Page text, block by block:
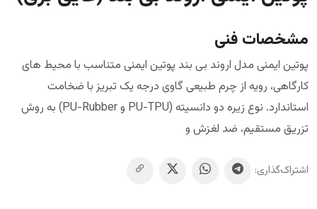
مشخصات فنی
پوتین ایمنی مدل اروند بی بند پوتین ایمنی متناسب با محیط های
کارگاهی، رویه از چرم طبیعی گاوی درجه یک تبریز با ضخامت
استاندارد. نوع زیره دو دانسیته (PU-TPU و PU-Rubber) به روش
تزریق مستقیم، ضد لغزش و
اشتراک‌گذاری: